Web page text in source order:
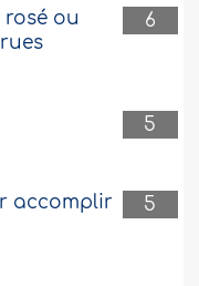
6
ou
5
5
accomplir